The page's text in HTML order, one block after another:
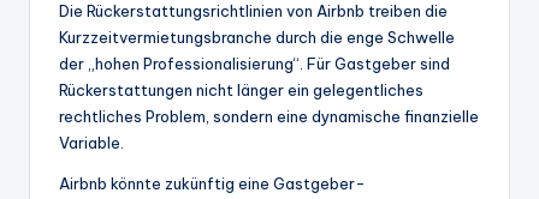
Die Rückerstattungsrichtlinien von Airbnb treiben die
Kurzzeitvermietungsbranche durch die enge Schwelle
der „hohen Professionalisierung“. Für Gastgeber sind
Rückerstattungen nicht länger ein gelegentliches
rechtliches Problem, sondern eine dynamische finanzielle
Variable.
Airbnb könnte zukünftig eine Gastgeber-